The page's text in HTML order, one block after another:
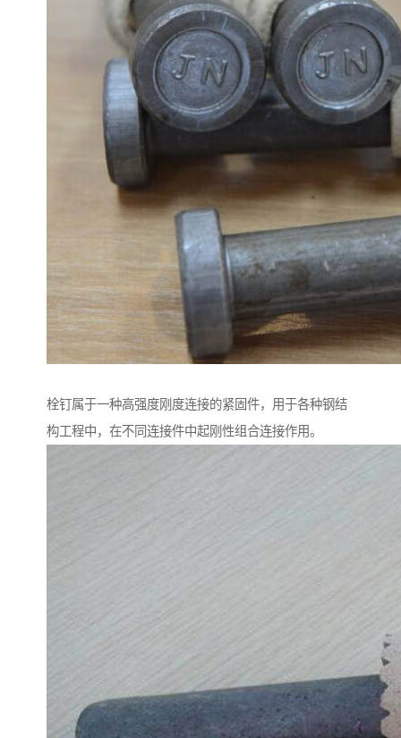
栓钉属于一种高强度刚度连接的紧固件，用于各种钢结
构工程中，在不同连接件中起刚性组合连接作用。